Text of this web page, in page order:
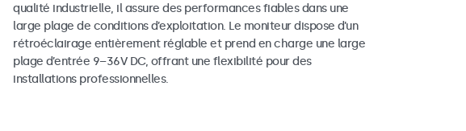
qualité industrielle, il assure des performances fiables dans une
large plage de conditions d’exploitation. Le moniteur dispose d’un
rétroéclairage entièrement réglable et prend en charge une large
plage d’entrée 9–36V DC, offrant une flexibilité pour des
installations professionnelles.